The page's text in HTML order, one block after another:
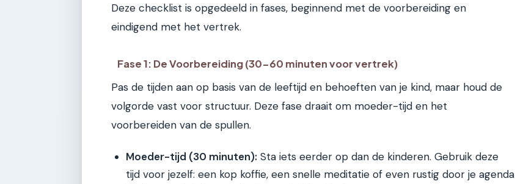
Deze checklist is opgedeeld in fases, beginnend met de voorbereiding en
eindigend met het vertrek.
Fase 1: De Voorbereiding (30-60 minuten voor vertrek)
Pas de tijden aan op basis van de leeftijd en behoeften van je kind, maar houd de
volgorde vast voor structuur. Deze fase draait om moeder-tijd en het
voorbereiden van de spullen.
Moeder-tijd (30 minuten): Sta iets eerder op dan de kinderen. Gebruik deze
tijd voor jezelf: een kop koffie, een snelle meditatie of even rustig door je agenda